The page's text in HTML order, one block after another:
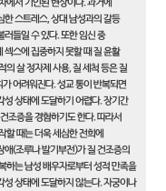
에서 기인된 현상이다. 과거에
한 스트레스, 상대 남성과의 갈등
러들일 수 있다. 또한 임신 중
섹스에 집중하지 못할 때 질 윤활
의 살 정자제 사용, 질 세척 등은 질
어려워진다. 성교 통이 반복되면
성 상태에 도달하기 어렵다. 장기간
조증을 경험하기도 한다. 따라서
할 때는 더욱 세심한 전희에
애(조루나 발기부전)가 질 건조증의
하는 남성 배우자로부터 성적 만족을
성 상태에 도달하지 않는다. 자궁이나